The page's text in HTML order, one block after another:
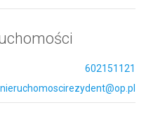
602151121
nieruchomoscirezydent@op.pl